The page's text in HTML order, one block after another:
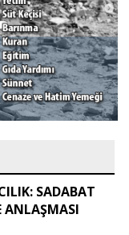
SADABAT
ANLAŞMASI